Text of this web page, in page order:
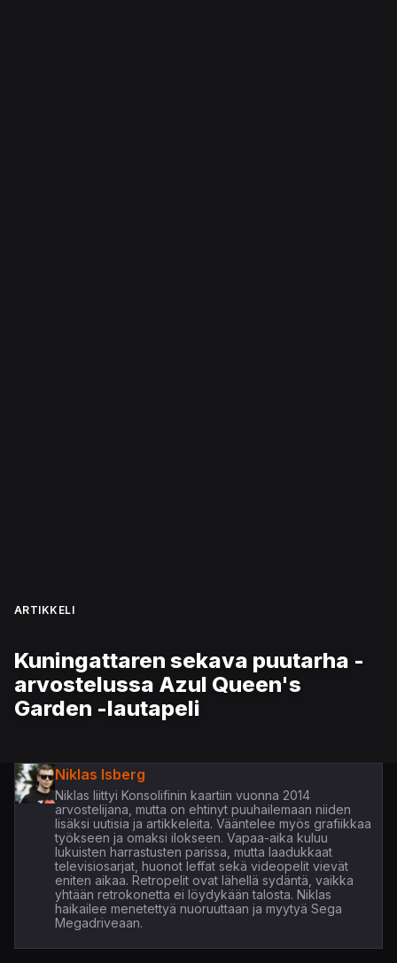
ARTIKKELI
Kuningattaren sekava puutarha -
arvostelussa Azul Queen's
Garden -lautapeli
Niklas Isberg
Niklas liittyi Konsolifinin kaartiin vuonna 2014
arvostelijana, mutta on ehtinyt puuhailemaan niiden
lisäksi uutisia ja artikkeleita. Vääntelee myös grafiikkaa
työkseen ja omaksi ilokseen. Vapaa-aika kuluu
lukuisten harrastusten parissa, mutta laadukkaat
televisiosarjat, huonot leffat sekä videopelit vievät
eniten aikaa. Retropelit ovat lähellä sydäntä, vaikka
yhtään retrokonetta ei löydykään talosta. Niklas
haikailee menetettyä nuoruuttaan ja myytyä Sega
Megadriveaan.